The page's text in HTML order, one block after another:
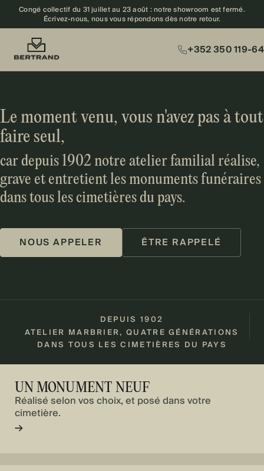
Congé collectif du 31 juillet au 23 août : notre showroom est fermé.
Écrivez-nous, nous vous répondons dès notre retour.
+352 350 119-64
Le moment venu, vous n'avez pas à tout
faire seul,
car depuis 1902 notre atelier familial réalise,
grave et entretient les monuments funéraires
dans tous les cimetières du pays.
NOUS APPELER ÊTRE RAPPELÉ
DEPUIS 1902
ATELIER MARBRIER, QUATRE GÉNÉRATIONS
DANS TOUS LES CIMETIÈRES DU PAYS
UN MONUMENT NEUF
Réalisé selon vos choix, et posé dans votre
cimetière.
→